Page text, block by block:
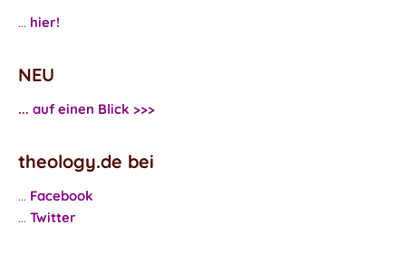
... hier!
NEU
... auf einen Blick >>>
theology.de bei
... Facebook
... Twitter